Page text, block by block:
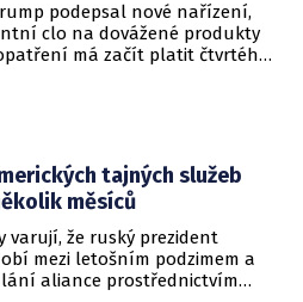
podepsal nové nařízení,
clo na dovážené produkty
má začít platit čtvrtého
tajných služeb
měsíců
varují, že ruský prezident
mezi letošním podzimem a
aliance prostřednictvím